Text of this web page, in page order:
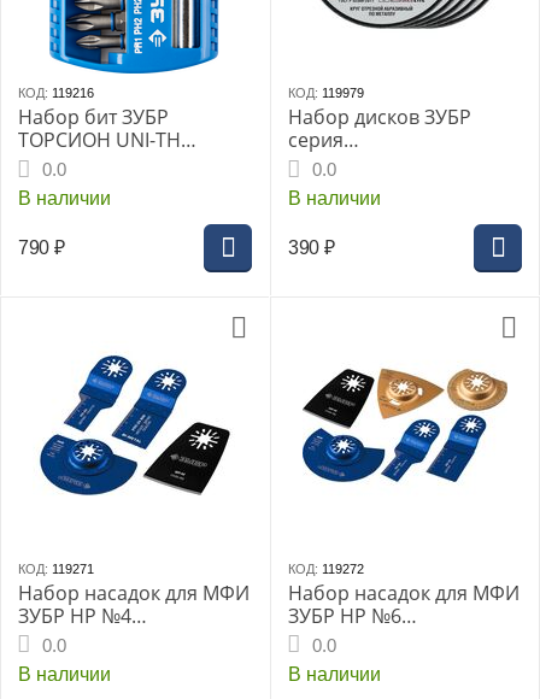
КОД: 119216
Набор бит ЗУБР
ТОРСИОН UNI-TH
«ПРОФЕССИОНАЛ»,
торсионные 10шт 25мм:
PH1,2,3; PZ1,2,3; SL,5,6;
магнитный адаптер,
0.0
В наличии
790 ₽
КОД: 119979
Набор дисков ЗУБР
серия
«ПРОФЕССИОНАЛ»,
76х1.0х10мм, отрезных
по металлу, 5шт.
0.0
В наличии
390 ₽
КОД: 119271
Набор насадок для МФИ
ЗУБР НР №4
«ПРОФЕССИОНАЛ», 4шт,
ПП-20, УСП-88 BIM,
УПП-35 BIM, ШП-52, OIS
0.0
В наличии
КОД: 119272
Набор насадок для МФИ
ЗУБР НР №6
«ПРОФЕССИОНАЛ», 6шт,
ПП-20, СП-88, УПП-35
BIM, ШВС-65, ШВТ-80,
0.0
В наличии